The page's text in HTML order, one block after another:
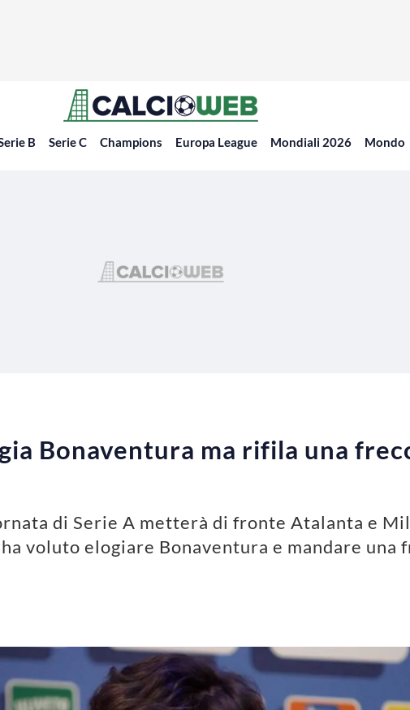
B Serie C Champions Europa League Mondiali 2026 Mondo
Bonaventura ma rifila una
di Serie A metterà di fronte Atalanta e
voluto elogiare Bonaventura e mandare una